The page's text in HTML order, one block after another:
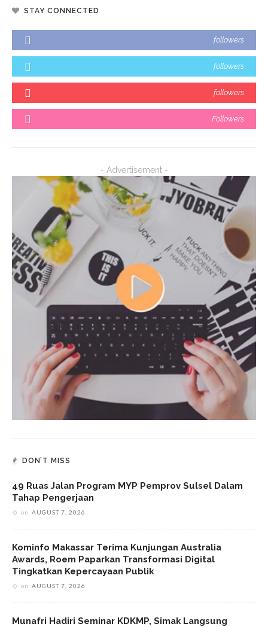
STAY CONNECTED
followers
followers
followers
Followers
- Advertisement -
DON’T MISS
49 Ruas Jalan Program MYP Pemprov Sulsel Dalam
Tahap Pengerjaan
on AUGUST 7, 2026
Kominfo Makassar Terima Kunjungan Australia
Awards, Roem Paparkan Transformasi Digital
Tingkatkan Kepercayaan Publik
on AUGUST 7, 2026
Munafri Hadiri Seminar KDKMP, Simak Langsung